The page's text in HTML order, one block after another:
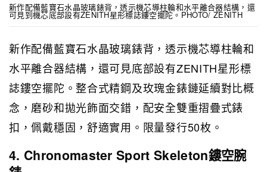
新作配備藍寶石水晶玻璃錶背，透示機芯導柱輪和水平離合器結構，還
可見到機芯底部設有ZENITH星形標誌鏤空擺陀。PHOTO/ ZENITH
新作配備藍寶石水晶玻璃錶背，透示機芯導柱輪和
水平離合器結構，還可見底部設有ZENITH星形標
誌鏤空擺陀。整合式精鋼及玫瑰金錶鏈延續對比概
念，磨砂和拋光飾面交錯，配安全雙重摺疊式錶
扣，佩戴穩固，舒適實用。限量發行50枚。
4. Chronomaster Sport Skeleton鏤空腕